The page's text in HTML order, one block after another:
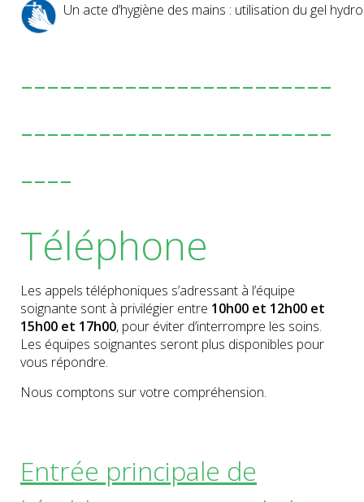
Un acte d’hygiène des mains : utilisation du gel
------------------------
------------------------
----
Téléphone
Les appels téléphoniques s’adressant à l’équipe
soignante sont à privilégier entre 10h00 et 12h00 et
15h00 et 17h00, pour éviter d’interrompre les soins.
Les équipes soignantes seront plus disponibles pour
vous répondre.
Nous comptons sur votre compréhension.
Entrée principale de